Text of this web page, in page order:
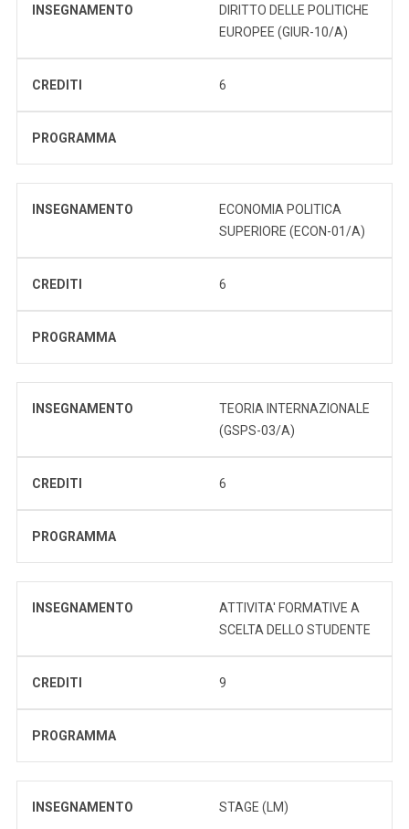
INSEGNAMENTO
DIRITTO DELLE POLITICHE
EUROPEE (GIUR-10/A)
CREDITI 6
PROGRAMMA
INSEGNAMENTO
ECONOMIA POLITICA
SUPERIORE (ECON-01/A)
CREDITI 6
PROGRAMMA
INSEGNAMENTO
TEORIA INTERNAZIONALE
(GSPS-03/A)
CREDITI 6
PROGRAMMA
INSEGNAMENTO
ATTIVITA' FORMATIVE A
SCELTA DELLO STUDENTE
CREDITI 9
PROGRAMMA
INSEGNAMENTO STAGE (LM)